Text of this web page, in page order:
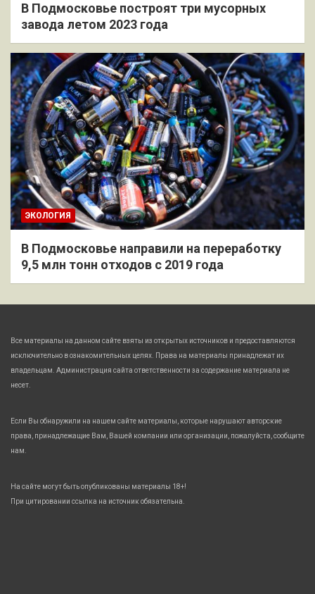
В Подмосковье построят три мусорных
завода летом 2023 года
ЭКОЛОГИЯ
В Подмосковье направили на переработку
9,5 млн тонн отходов с 2019 года
Все материалы на данном сайте взяты из открытых источников и предоставляются
исключительно в ознакомительных целях. Права на материалы принадлежат их
владельцам. Администрация сайта ответственности за содержание материала не
несет.
Если Вы обнаружили на нашем сайте материалы, которые нарушают авторские
права, принадлежащие Вам, Вашей компании или организации, пожалуйста, сообщите
нам.
На сайте могут быть опубликованы материалы 18+!
При цитировании ссылка на источник обязательна.